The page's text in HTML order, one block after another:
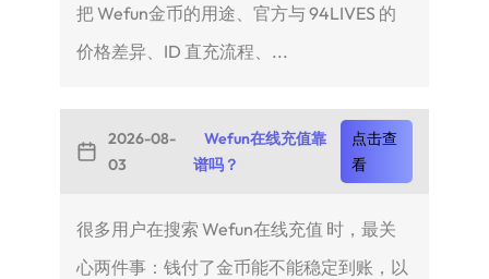
把 Wefun金币的用途、官方与 94LIVES 的
价格差异、ID 直充流程、...
2026-08-
03
Wefun在线充值靠
谱吗？
点击查
看
很多用户在搜索 Wefun在线充值 时，最关
心两件事：钱付了金币能不能稳定到账，以